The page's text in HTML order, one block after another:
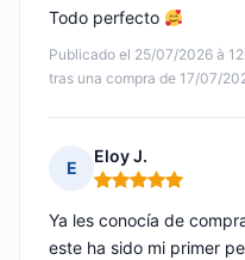
Publicado el 25/07/2026 à
tras una compra de 17/07/
Todo perfecto
E
Eloy J.
Nota: 5 de 5
Ya les conocía de
este ha sido mi primer